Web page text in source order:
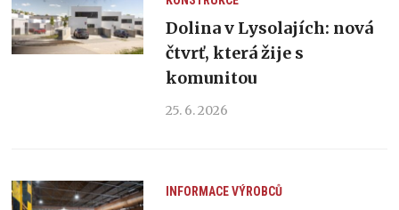
Dolina v Lysolajích: nová
čtvrť, která žije s
komunitou
25. 6. 2026
INFORMACE VÝROBCŮ